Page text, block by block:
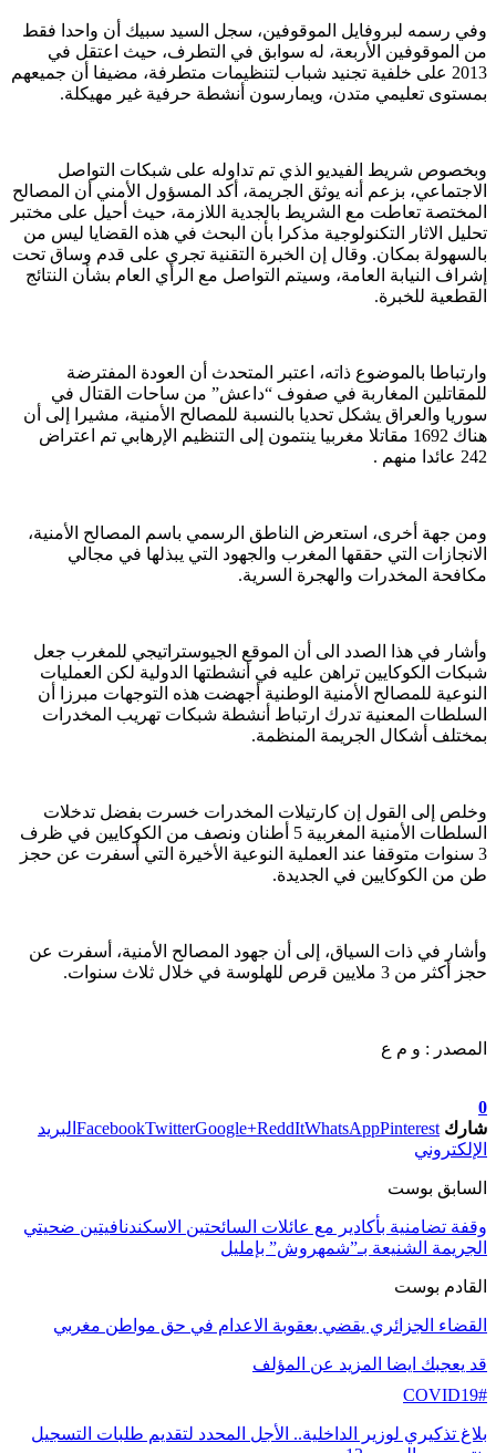
وفي رسمه لبروفايل الموقوفين، سجل السيد سبيك أن واحدا فقط
من الموقوفين الأربعة، له سوابق في التطرف، حيث اعتقل في
2013 على خلفية تجنيد شباب لتنظيمات متطرفة، مضيفا أن جميعهم
بمستوى تعليمي متدن، ويمارسون أنشطة حرفية غير مهيكلة.
وبخصوص شريط الفيديو الذي تم تداوله على شبكات التواصل
الاجتماعي، بزعم أنه يوثق الجريمة، أكد المسؤول الأمني أن المصالح
المختصة تعاطت مع الشريط بالجدية اللازمة، حيث أحيل على مختبر
تحليل الاثار التكنولوجية مذكرا بأن البحث في هذه القضايا ليس من
بالسهولة بمكان. وقال إن الخبرة التقنية تجري على قدم وساق تحت
إشراف النيابة العامة، وسيتم التواصل مع الرأي العام بشأن النتائج
القطعية للخبرة.
وارتباطا بالموضوع ذاته، اعتبر المتحدث أن العودة المفترضة
للمقاتلين المغاربة في صفوف “داعش” من ساحات القتال في
سوريا والعراق يشكل تحديا بالنسبة للمصالح الأمنية، مشيرا إلى أن
هناك 1692 مقاتلا مغربيا ينتمون إلى التنظيم الإرهابي تم اعتراض
242 عائدا منهم .
ومن جهة أخرى، استعرض الناطق الرسمي باسم المصالح الأمنية،
الانجازات التي حققها المغرب والجهود التي يبذلها في مجالي
مكافحة المخدرات والهجرة السرية.
وأشار في هذا الصدد الى أن الموقع الجيوستراتيجي للمغرب جعل
شبكات الكوكايين تراهن عليه في أنشطتها الدولية لكن العمليات
النوعية للمصالح الأمنية الوطنية أجهضت هذه التوجهات مبرزا أن
السلطات المعنية تدرك ارتباط أنشطة شبكات تهريب المخدرات
بمختلف أشكال الجريمة المنظمة.
وخلص إلى القول إن كارتيلات المخدرات خسرت بفضل تدخلات
السلطات الأمنية المغربية 5 أطنان ونصف من الكوكايين في ظرف
3 سنوات متوقفا عند العملية النوعية الأخيرة التي أسفرت عن حجز
طن من الكوكايين في الجديدة.
وأشار في ذات السياق، إلى أن جهود المصالح الأمنية، أسفرت عن
حجز أكثر من 3 ملايين قرص للهلوسة في خلال ثلاث سنوات.
المصدر : و م ع
0
شارك
FacebookTwitterGoogle+ReddItWhatsAppPinterest
البريد
الإلكتروني
السابق بوست
وقفة تضامنية بأكادير مع عائلات السائحتين الاسكندنافيتين ضحيتي
الجريمة الشنيعة بـ”شمهروش” بإمليل
القادم بوست
القضاء الجزائري يقضي بعقوبة الاعدام في حق مواطن مغربي
قد يعجبك ايضا المزيد عن المؤلف
COVID19#
بلاغ تذكيري لوزير الداخلية.. الأجل المحدد لتقديم طلبات التسجيل